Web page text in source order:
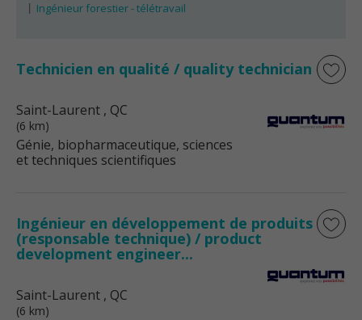
Ingénieur forestier - télétravail
Technicien en qualité / quality technician
Saint-Laurent , QC
(6 km)
Génie, biopharmaceutique, sciences
et techniques scientifiques
Ingénieur en développement de produits
(responsable technique) / product
development engineer...
Saint-Laurent , QC
(6 km)